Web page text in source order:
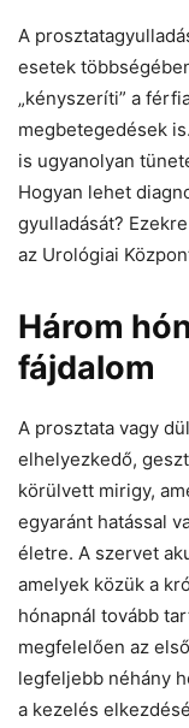
A
esetek
„kényszeríti” a
megbetegedések
is ugyanolyan
Hogyan lehet
gyulladását?
az Urológiai
Három
fájdalom
A prosztata vagy
elhelyezkedő,
körülvett mirigy,
egyaránt hatással
életre. A szervet
amelyek közük a
hónapnál tovább
megfelelően az
legfeljebb néhány
a kezelés